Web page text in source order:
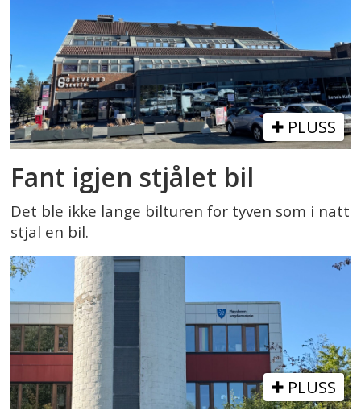
PLUSS
Fant igjen stjålet bil
Det ble ikke lange bilturen for tyven som i natt
stjal en bil.
PLUSS